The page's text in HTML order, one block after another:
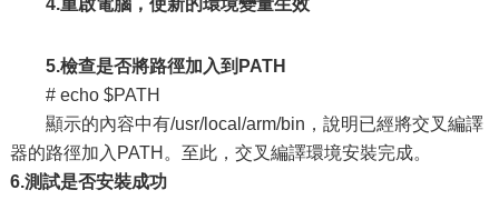
4.重啟電腦，使新的環境變量生效
5.檢查是否將路徑加入到 PATH
# echo $PATH
顯示的內容中有/usr/local/arm/bin，說明已經將交叉編譯
器的路徑加入PATH。至此，交叉編譯環境安裝完成。
6.測試是否安裝成功